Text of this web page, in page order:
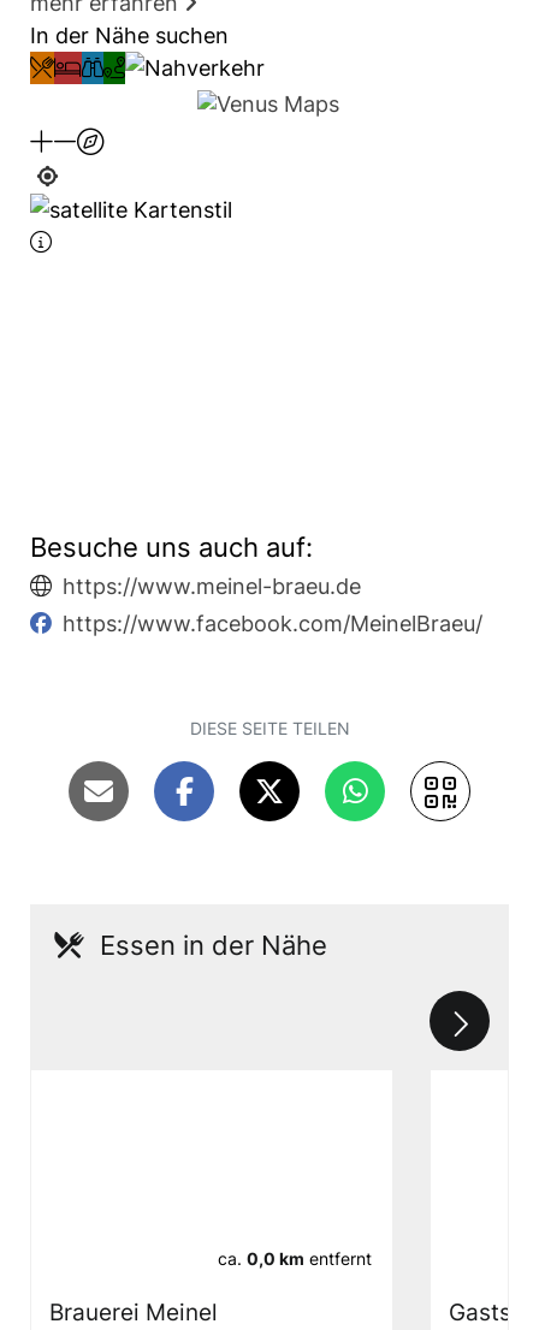
In der Nähe suchen
Besuche uns auch auf:
https://www.meinel-braeu.de
https://www.facebook.com/MeinelBraeu/
DIESE SEITE TEILEN
Essen in der Nähe
ca. 0,0 km entfernt
Brauerei Meinel